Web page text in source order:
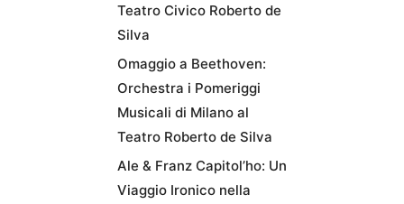
Teatro Civico Roberto de
Silva
Omaggio a Beethoven:
Orchestra i Pomeriggi
Musicali di Milano al
Teatro Roberto de Silva
Ale & Franz Capitol’ho: Un
Viaggio Ironico nella